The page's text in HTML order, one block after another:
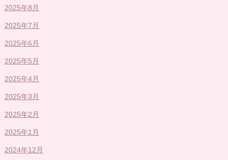
2025年8月
2025年7月
2025年6月
2025年5月
2025年4月
2025年3月
2025年2月
2025年1月
2024年12月